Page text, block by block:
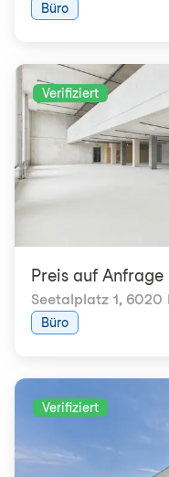
Büro
Verifiziert
Preis auf Anfrage
Seetalplatz 1, 6020
Büro
Verifiziert